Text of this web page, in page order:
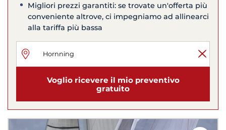
Migliori prezzi garantiti: se trovate un'offerta più
conveniente altrove, ci impegniamo ad allinearci
alla tariffa più bassa
Voglio ricevere il mio preventivo
gratuito